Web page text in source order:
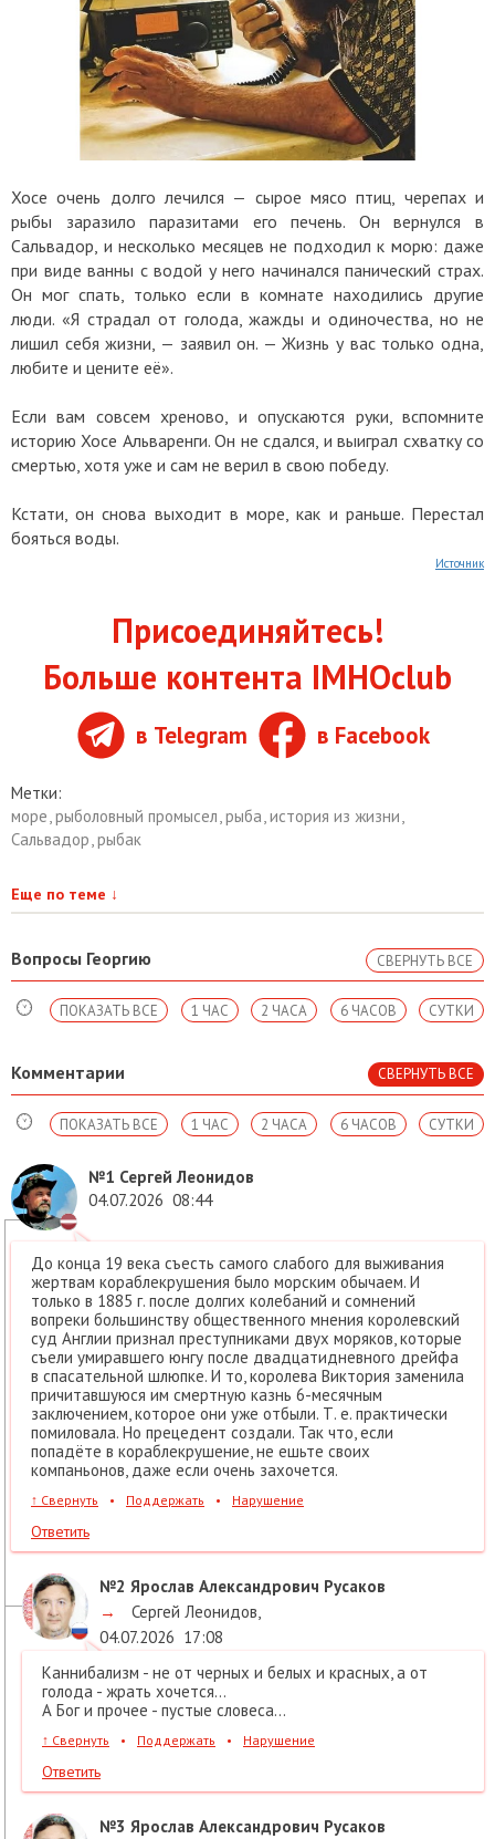
Хосе очень долго лечился — сырое мясо птиц, черепах и
рыбы заразило паразитами его печень. Он вернулся в
Сальвадор, и несколько месяцев не подходил к морю: даже
при виде ванны с водой у него начинался панический страх.
Он мог спать, только если в комнате находились другие
люди. «Я страдал от голода, жажды и одиночества, но не
лишил себя жизни, — заявил он. — Жизнь у вас только одна,
любите и цените её».
Если вам совсем хреново, и опускаются руки, вспомните
историю Хосе Альваренги. Он не сдался, и выиграл схватку со
смертью, хотя уже и сам не верил в свою победу.
Кстати, он снова выходит в море, как и раньше. Перестал
бояться воды.
Источник
Присоединяйтесь!
Больше контента IMHOclub
в Telegram в Facebook
Метки:
море,рыболовный промысел,рыба,история из жизни,
Сальвадор,рыбак
Еще по теме ↓
Вопросы Георгию СВЕРНУТЬ ВСЕ
СУТКИ
6 ЧАСОВ
2 ЧАСА
1 ЧАС
ПОКАЗАТЬ ВСЕ
Комментарии СВЕРНУТЬ ВСЕ
СУТКИ
6 ЧАСОВ
2 ЧАСА
1 ЧАС
ПОКАЗАТЬ ВСЕ
№1 Сергей Леонидов
04.07.2026 08:44
До конца 19 века съесть самого слабого для выживания
жертвам кораблекрушения было морским обычаем. И
только в 1885 г. после долгих колебаний и сомнений
вопреки большинству общественного мнения королевский
суд Англии признал преступниками двух моряков, которые
съели умиравшего юнгу после двадцатидневного дрейфа
в спасательной шлюпке. И то, королева Виктория заменила
причитавшуюся им смертную казнь 6-месячным
заключением, которое они уже отбыли. Т. е. практически
помиловала. Но прецедент создали. Так что, если
попадёте в кораблекрушение, не ешьте своих
компаньонов, даже если очень захочется.
↑ Свернуть • Поддержать • Нарушение
Ответить
№2 Ярослав Александрович Русаков
→
Сергей Леонидов,
04.07.2026 17:08
Каннибализм - не от черных и белых и красных, а от
голода - жрать хочется...
А Бог и прочее - пустые словеса...
↑ Свернуть • Поддержать • Нарушение
Ответить
№3 Ярослав Александрович Русаков